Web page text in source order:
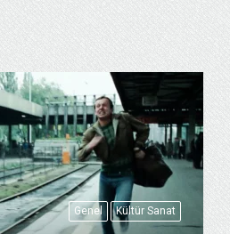
Genel Kültür Sanat